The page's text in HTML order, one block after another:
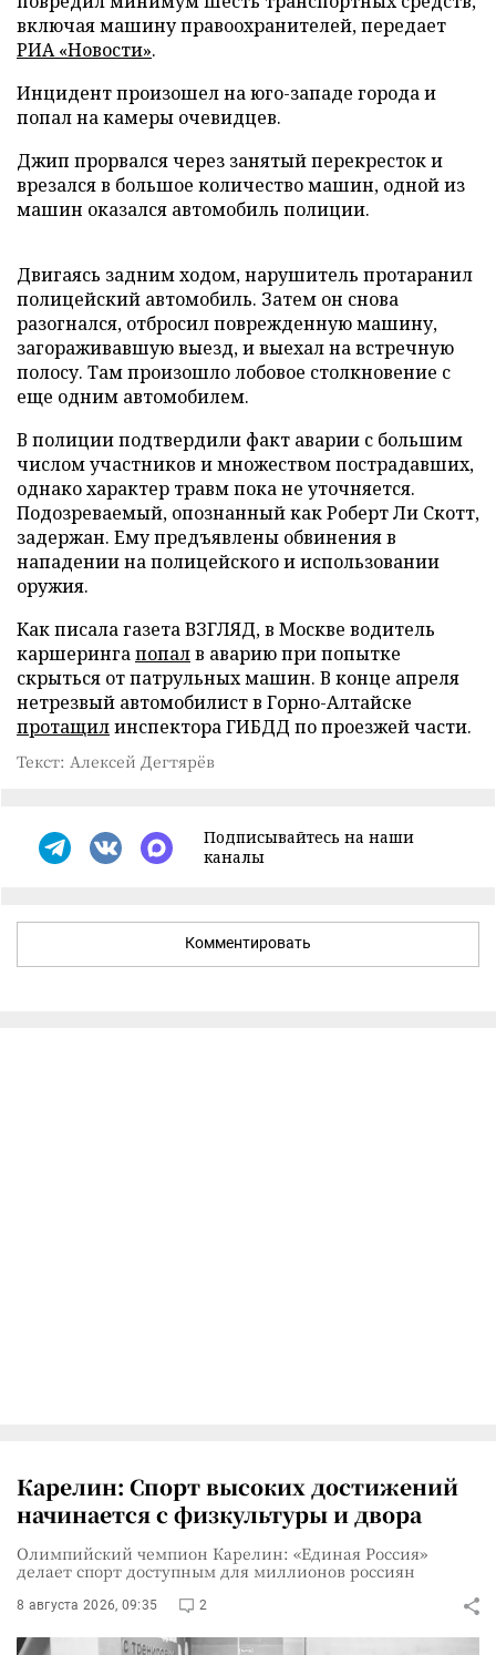
включая машину правоохранителей, передает
РИА «Новости».
Инцидент произошел на юго-западе города и
попал на камеры очевидцев.
Джип прорвался через занятый перекресток и
врезался в большое количество машин, одной из
машин оказался автомобиль полиции.
Двигаясь задним ходом, нарушитель протаранил
полицейский автомобиль. Затем он снова
разогнался, отбросил поврежденную машину,
загораживавшую выезд, и выехал на встречную
полосу. Там произошло лобовое столкновение с
еще одним автомобилем.
В полиции подтвердили факт аварии с большим
числом участников и множеством пострадавших,
однако характер травм пока не уточняется.
Подозреваемый, опознанный как Роберт Ли Скотт,
задержан. Ему предъявлены обвинения в
нападении на полицейского и использовании
оружия.
Как писала газета ВЗГЛЯД, в Москве водитель
каршерингапопалв аварию при попытке
скрыться от патрульных машин. В конце апреля
нетрезвый автомобилист в Горно-Алтайске
протащилинспектора ГИБДД по проезжей части.
Текст: Алексей Дегтярёв
Подписывайтесь на наши
каналы
Комментировать
Карелин: Спорт высоких достижений
начинается с физкультуры и двора
Олимпийский чемпион Карелин: «Единая Россия»
делает спорт доступным для миллионов россиян
8 августа 2026, 09:35 2